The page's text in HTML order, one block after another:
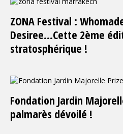
ZONA Festival :
Desiree…Cette 2ème
stratosphérique !
Fondation Jardin
palmarès dévoilé !